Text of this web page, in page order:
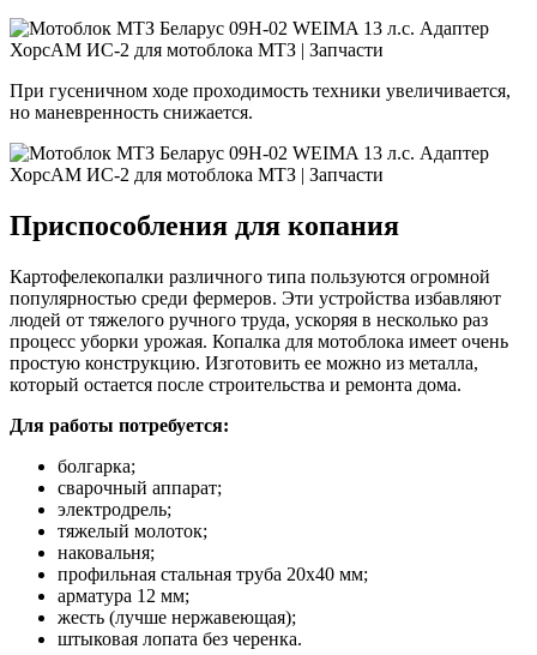
При гусеничном ходе проходимость техники увеличивается,
но маневренность снижается.
Приспособления для копания
Картофелекопалки различного типа пользуются огромной
популярностью среди фермеров. Эти устройства избавляют
людей от тяжелого ручного труда, ускоряя в несколько раз
процесс уборки урожая. Копалка для мотоблока имеет очень
простую конструкцию. Изготовить ее можно из металла,
который остается после строительства и ремонта дома.
Для работы потребуется:
болгарка;
сварочный аппарат;
электродрель;
тяжелый молоток;
наковальня;
профильная стальная труба 20х40 мм;
арматура 12 мм;
жесть (лучше нержавеющая);
штыковая лопата без черенка.